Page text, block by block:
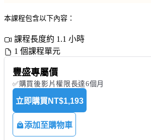
本課程包含以下內容：
課程長度約 1.1 小時
1 個課程單元
豐盛專屬價
✅購買後影片權限長達6個月
立即購買 NT$1,193
添加至購物車